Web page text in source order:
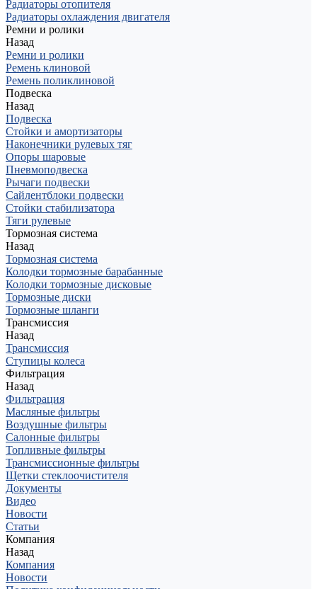
Радиаторы отопителя
Радиаторы охлаждения двигателя
Ремни и ролики
Назад
Ремни и ролики
Ремень клиновой
Ремень поликлиновой
Подвеска
Назад
Подвеска
Стойки и амортизаторы
Наконечники рулевых тяг
Опоры шаровые
Пневмоподвеска
Рычаги подвески
Сайлентблоки подвески
Стойки стабилизатора
Тяги рулевые
Тормозная система
Назад
Тормозная система
Колодки тормозные барабанные
Колодки тормозные дисковые
Тормозные диски
Тормозные шланги
Трансмиссия
Назад
Трансмиссия
Ступицы колеса
Фильтрация
Назад
Фильтрация
Масляные фильтры
Воздушные фильтры
Салонные фильтры
Топливные фильтры
Трансмиссионные фильтры
Щетки стеклоочистителя
Документы
Видео
Новости
Статьи
Компания
Назад
Компания
Новости